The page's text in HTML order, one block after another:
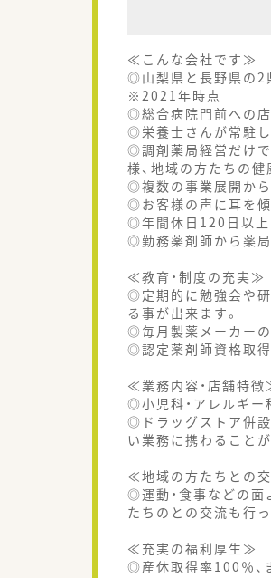
≪こんな会社です≫
◎山梨県と長野県の2
※2021年時点
◎総合病院門前への店
◎栄養士さんが常駐し
◎調剤薬局経営だけで
様、地域の方たちの
◎複数の事業展開から
◎お客様の声に耳を傾
◎年間休日120日以上
◎勤務薬剤師から薬局
≪教育・制度の充実≫
◎定期的に勉強会や
る事が出来ます。
◎毎月製薬メーカーの
◎認定薬剤師資格取得
≪業務内容・店舗特
◎小児科・アレルギー
◎ドラッグストア併設
い業務に携わることが
≪地域の方たちとの
◎運動・食事などの面
たちのとの交流も行っ
≪充実の福利厚生≫
◎産休取得率100％、